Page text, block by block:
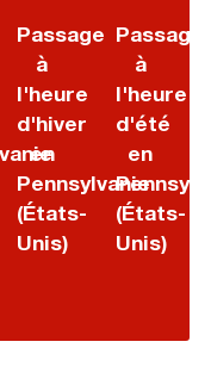
Passage
à
l'heure
d'hiver
en
Pennsylvanie
(États-
Unis)
Passage
à
l'heure
d'été
en
(États-
Unis)